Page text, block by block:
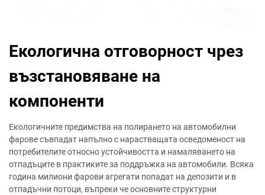
Екологична отговорност чрез
възстановяване на
компоненти
Екологичните предимства на полирането на автомобилни
фарове съвпадат напълно с нарастващата осведоменост на
потребителите относно устойчивостта и намаляването на
отпадъците в практиките за поддръжка на автомобили. Всяка
година милиони фарови агрегати попадат на депозити и в
отпадъчни потоци, въпреки че основните структурни